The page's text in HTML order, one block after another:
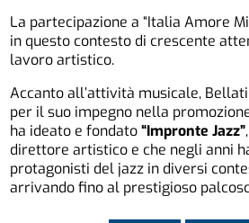
La partecipazione a “Italia Amore
in questo contesto di crescente
lavoro artistico.
Accanto all’attività musicale,
per il suo impegno nella
ha ideato e fondato“Impronte Jazz”
direttore artistico e che negli anni
protagonisti del jazz in diversi
arrivando fino al prestigioso